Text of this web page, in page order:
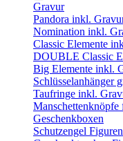
Gravur
Pandora inkl.
Nomination inkl.
Classic Elemente
DOUBLE Classic
Big Elemente inkl.
Schlüsselanhänger
Taufringe inkl.
Manschettenknöpfe
Geschenkboxen
Schutzengel Figuren